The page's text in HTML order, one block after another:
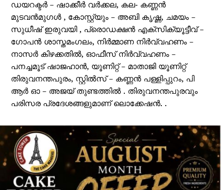
ഡയറക്ടർ – ഷാക്കീർ വർക്കല, കല- കണ്ണൻ
മുടവൻമുഗൾ , കോസ്റ്റ്യും – അബി കൃഷ്ണ, ചമയം –
സുധീഷ് ഇരുവയി , പ്രൊഡക്ഷൻ എക്സിക്യൂട്ടീവ് –
ഗോപൻ ശാസ്തമംഗലം, നിർമ്മാണ നിർവ്വഹണം –
നാസർ കിഴക്കതിൽ, ഓഫീസ് നിർവ്വഹണം –
പനച്ചമൂട് ഷാജഹാൻ, യൂണിറ്റ് – മാതാജി യൂണിറ്റ്
തിരുവനന്തപുരം, സ്റ്റിൽസ് – കണ്ണൻ പള്ളിപ്പുറം, പി
ആർ ഓ – അജയ് തുണ്ടത്തിൽ . തിരുവനന്തപുരവും
പരിസര പ്രദേശങ്ങളുമാണ് ലൊക്കേഷൻ. .